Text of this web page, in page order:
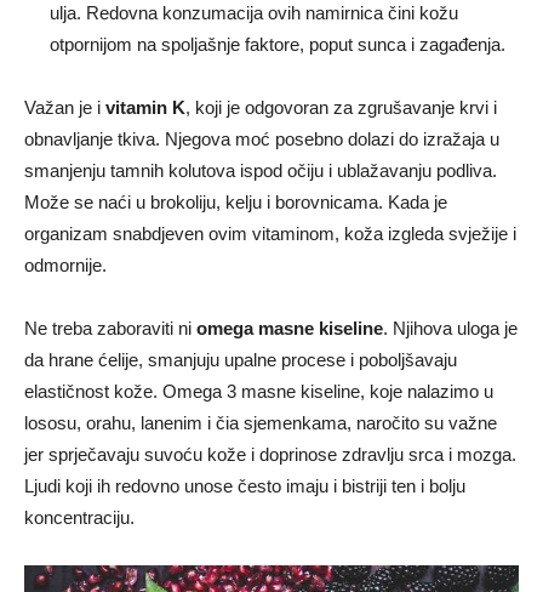
ulja. Redovna konzumacija ovih namirnica čini kožu
otpornijom na spoljašnje faktore, poput sunca i zagađenja.
Važan je i vitamin K, koji je odgovoran za zgrušavanje krvi i
obnavljanje tkiva. Njegova moć posebno dolazi do izražaja u
smanjenju tamnih kolutova ispod očiju i ublažavanju podliva.
Može se naći u brokoliju, kelju i borovnicama. Kada je
organizam snabdjeven ovim vitaminom, koža izgleda svježije i
odmornije.
Ne treba zaboraviti ni omega masne kiseline. Njihova uloga je
da hrane ćelije, smanjuju upalne procese i poboljšavaju
elastičnost kože. Omega 3 masne kiseline, koje nalazimo u
lososu, orahu, lanenim i čia sjemenkama, naročito su važne
jer sprječavaju suvoću kože i doprinose zdravlju srca i mozga.
Ljudi koji ih redovno unose često imaju i bistriji ten i bolju
koncentraciju.